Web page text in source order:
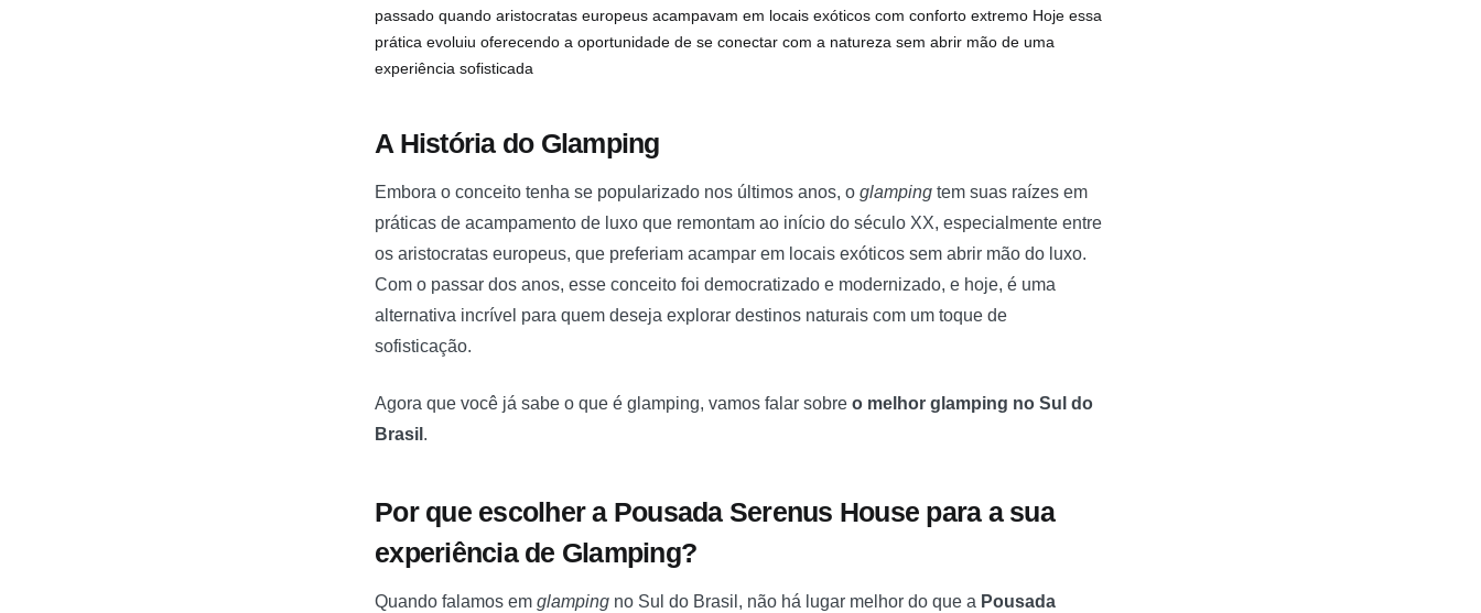
passado quando aristocratas europeus acampavam em locais exóticos com conforto extremo Hoje essa
prática evoluiu oferecendo a oportunidade de se conectar com a natureza sem abrir mão de uma
experiência sofisticada
A História do Glamping
Embora o conceito tenha se popularizado nos últimos anos, o glamping tem suas raízes em
práticas de acampamento de luxo que remontam ao início do século XX, especialmente entre
os aristocratas europeus, que preferiam acampar em locais exóticos sem abrir mão do luxo.
Com o passar dos anos, esse conceito foi democratizado e modernizado, e hoje, é uma
alternativa incrível para quem deseja explorar destinos naturais com um toque de
sofisticação.
Agora que você já sabe o que é glamping, vamos falar sobre o melhor glamping no Sul do
Brasil .
Por que escolher a Pousada Serenus House para a sua
experiência de Glamping?
Quando falamos em glamping no Sul do Brasil, não há lugar melhor do que a Pousada